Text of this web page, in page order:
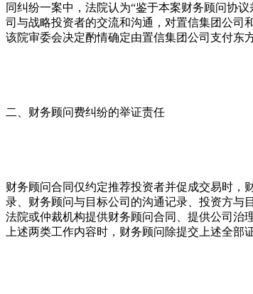
同纠纷一案中，法院认为“鉴于本案财务顾问协
司与战略投资者的交流和沟通，对置信集团公司
该院审委会决定酌情确定由置信集团公司支付东
二、财务顾问费纠纷的举证责任
财务顾问合同仅约定推荐投资者并促成交易时，
录、财务顾问与目标公司的沟通记录、投资方与
法院或仲裁机构提供财务顾问合同、提供公司治
上述两类工作内容时，财务顾问除提交上述全